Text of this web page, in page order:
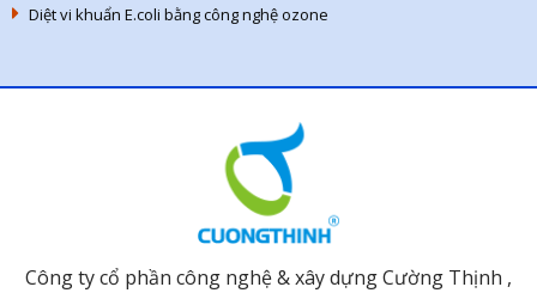
Diệt vi khuẩn E.coli bằng công nghệ ozone
Công ty cổ phần công nghệ & xây dựng Cường Thịnh ,